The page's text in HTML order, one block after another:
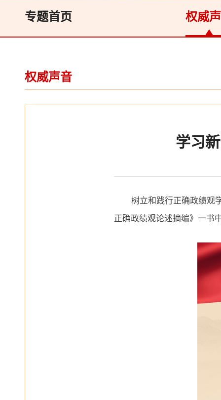
专题首页 权威
权威声音
学习
树立和践行正确政绩观
正确政绩观论述摘编》一书